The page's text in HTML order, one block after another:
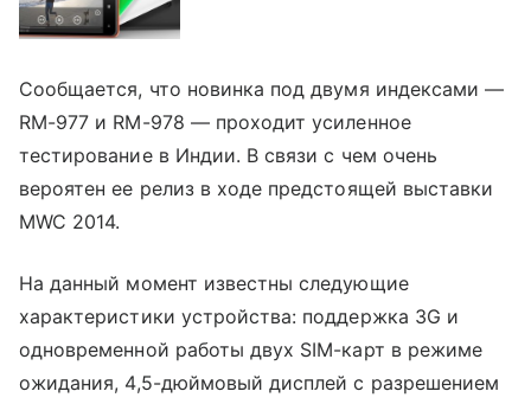
Сообщается, что новинка под двумя индексами —
RM-977 и RM-978 — проходит усиленное
тестирование в Индии. В связи с чем очень
вероятен ее релиз в ходе предстоящей выставки
MWC 2014.
На данный момент известны следующие
характеристики устройства: поддержка 3G и
одновременной работы двух SIM-карт в режиме
ожидания, 4,5-дюймовый дисплей с разрешением